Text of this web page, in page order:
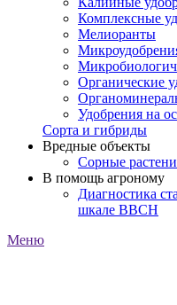
Комплексные
Мелиоранты
Органические
Удобрения на
Сорта и гибриды
Вредные объекты
Сорные
В помощь агроному
Диагностика
шкале ВВСН
Меню